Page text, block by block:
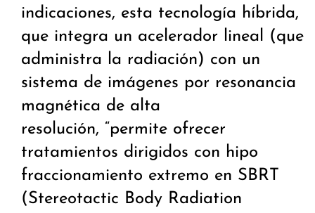
indicaciones, esta tecnología híbrida,
que integra un acelerador lineal (que
administra la radiación) con un
sistema de imágenes por resonancia
magnética de alta
resolución, “permite ofrecer
tratamientos dirigidos con hipo
fraccionamiento extremo en SBRT
(Stereotactic Body Radiation